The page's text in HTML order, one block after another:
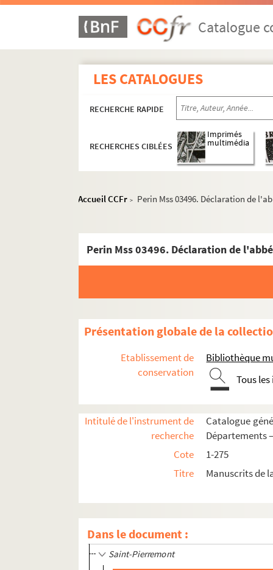
Catalogue
LES CATALOGUES
RECHERCHE RAPIDE
RECHERCHES CIBLÉES
Imprimés
multimédia
Accueil CCFr > Perin Mss 03496. Déclaration de
Présentation globale de la
Etablissement de
conservation
Bibliothèque
Tous
Intitulé de l'instrument de
recherche
Catalogue
Départements
Cote
1-275
Titre
Manuscrits de
Dans le document :
Nouvion-le-Vineux
Nouvion-Vingré.
Oulchy-le-Château
Paars
Proisy.
Prouvais
Puisieux-et-Clanlieu
Romery
Rozoy-Belval
Rozoy-sur-Serre
Saint-Aubin
Saint-Christophe-à-Berry
Saint-Nicolas-aux-Bois
Saint-Pierre-Aigle
Saint-Pierremont